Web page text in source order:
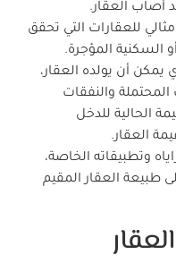
أصاب العقار.
للعقارات التي تحقق
السكنية المؤجرة.
يمكن أن يولده العقار،
المحتملة والنفقات
الحالية للدخل
العقار.
وتطبيقاته الخاصة،
طبيعة العقار المقيم